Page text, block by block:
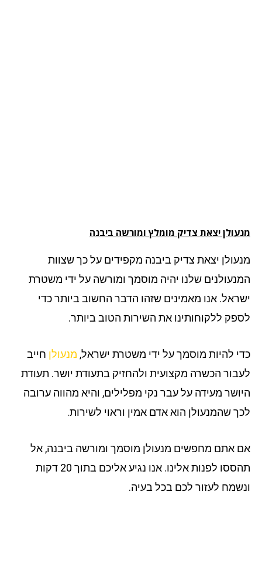
יצאת צדיק מומלץ ומורשה ביבנה
יצאת צדיק ביבנה מקפידים על כך שצוות
שלנו יהיה מוסמך ומורשה על ידי משטרת
אנו מאמינים שזהו הדבר החשוב ביותר כדי
ללקוחותינו את השירות הטוב ביותר.
להיות מוסמך על ידי משטרת ישראל,מנעולןחייב
הכשרה מקצועית ולהחזיק בתעודת יושר. תעודת
מעידה על עבר נקי מפלילים, והיא מהווה ערובה
שהמנעולן הוא אדם אמין וראוי לשירות.
אתם מחפשים מנעולן מוסמך ומורשה ביבנה, אל
תהססו לפנות אלינו. אנו נגיע אליכם בתוך 20 דקות
לעזור לכם בכל בעיה.